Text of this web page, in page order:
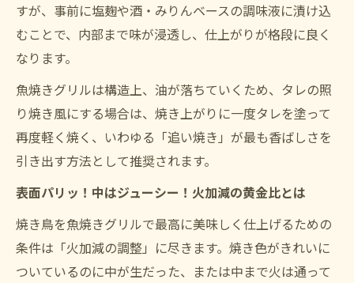
すが、事前に塩麹や酒・みりんベースの調味液に漬け込
むことで、内部まで味が浸透し、仕上がりが格段に良く
なります。
魚焼きグリルは構造上、油が落ちていくため、タレの照
り焼き風にする場合は、焼き上がりに一度タレを塗って
再度軽く焼く、いわゆる「追い焼き」が最も香ばしさを
引き出す方法として推奨されます。
表面パリッ！中はジューシー！火加減の黄金比とは
焼き鳥を魚焼きグリルで最高に美味しく仕上げるための
条件は「火加減の調整」に尽きます。焼き色がきれいに
ついているのに中が生だった、または中まで火は通って